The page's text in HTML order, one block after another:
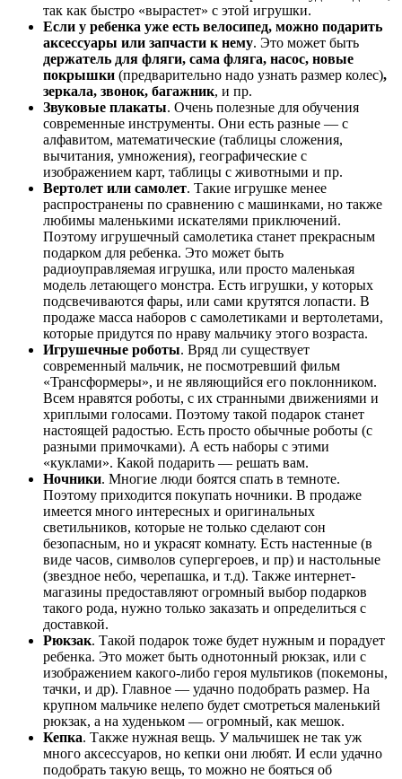
так как быстро «вырастет» с этой игрушки.
Если у ребенка уже есть велосипед, можно подарить
аксессуары или запчасти к нему. Это может быть
держатель для фляги, сама фляга, насос, новые
покрышки (предварительно надо узнать размер колес),
зеркала, звонок, багажник, и пр.
Звуковые плакаты. Очень полезные для обучения
современные инструменты. Они есть разные — с
алфавитом, математические (таблицы сложения,
вычитания, умножения), географические с
изображением карт, таблицы с животными и пр.
Вертолет или самолет. Такие игрушке менее
распространены по сравнению с машинками, но также
любимы маленькими искателями приключений.
Поэтому игрушечный самолетика станет прекрасным
подарком для ребенка. Это может быть
радиоуправляемая игрушка, или просто маленькая
модель летающего монстра. Есть игрушки, у которых
подсвечиваются фары, или сами крутятся лопасти. В
продаже масса наборов с самолетиками и вертолетами,
которые придутся по нраву мальчику этого возраста.
Игрушечные роботы. Вряд ли существует
современный мальчик, не посмотревший фильм
«Трансформеры», и не являющийся его поклонником.
Всем нравятся роботы, с их странными движениями и
хриплыми голосами. Поэтому такой подарок станет
настоящей радостью. Есть просто обычные роботы (с
разными примочками). А есть наборы с этими
«куклами». Какой подарить — решать вам.
Ночники. Многие люди боятся спать в темноте.
Поэтому приходится покупать ночники. В продаже
имеется много интересных и оригинальных
светильников, которые не только сделают сон
безопасным, но и украсят комнату. Есть настенные (в
виде часов, символов супергероев, и пр) и настольные
(звездное небо, черепашка, и т.д). Также интернет-
магазины предоставляют огромный выбор подарков
такого рода, нужно только заказать и определиться с
доставкой.
Рюкзак. Такой подарок тоже будет нужным и порадует
ребенка. Это может быть однотонный рюкзак, или с
изображением какого-либо героя мультиков (покемоны,
тачки, и др). Главное — удачно подобрать размер. На
крупном мальчике нелепо будет смотреться маленький
рюкзак, а на худеньком — огромный, как мешок.
Кепка. Также нужная вещь. У мальчишек не так уж
много аксессуаров, но кепки они любят. И если удачно
подобрать такую вещь, то можно не бояться об